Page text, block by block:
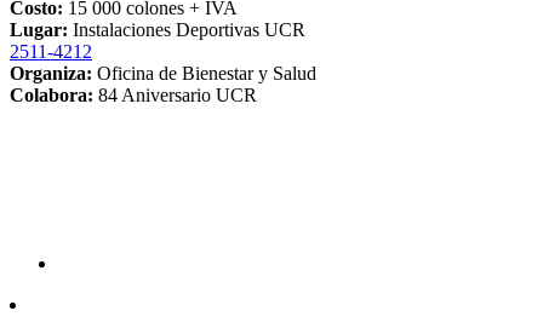
Costo: 15 000 colones + IVA
Lugar: Instalaciones Deportivas UCR
2511-4212
Organiza: Oficina de Bienestar y Salud
Colabora: 84 Aniversario UCR